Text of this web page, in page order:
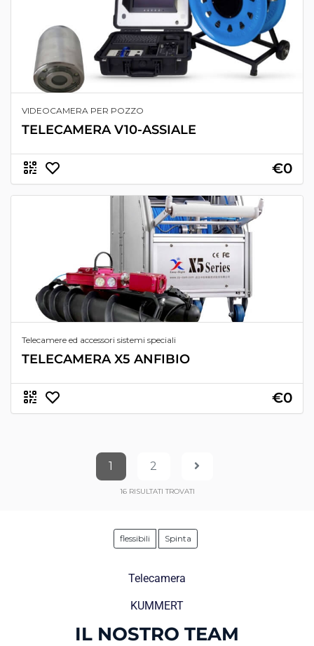
VIDEOCAMERA PER POZZO
TELECAMERA V10-ASSIALE
€0
Telecamere ed accessori sistemi speciali
TELECAMERA X5 ANFIBIO
€0
1 2
16RISULTATI TROVATI
flessibili Spinta
Telecamera
KUMMERT
IL NOSTRO TEAM